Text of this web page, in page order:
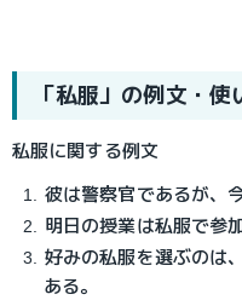
「私服」の例文・使
私服に関する例文
彼は警察官であるが、
明日の授業は私服で参
好みの私服を選ぶのは
ある。